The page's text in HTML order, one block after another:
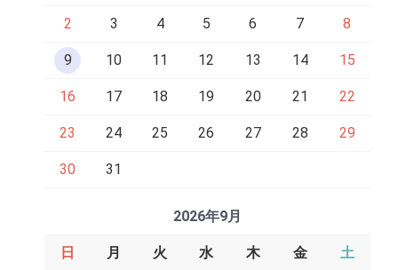
2 3 4 5 6 7 8
9 10 11 12 13 14 15
16 17 18 19 20 21 22
23 24 25 26 27 28 29
30 31
2026年9月
日 月 火 水 木 金 土